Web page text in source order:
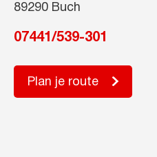
89290 Buch
07441/539-301
Plan je route